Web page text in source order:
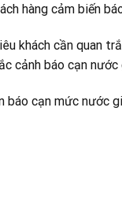
hàng cảm biến
khách cần quan
cảnh báo cạn
cạn mức nước